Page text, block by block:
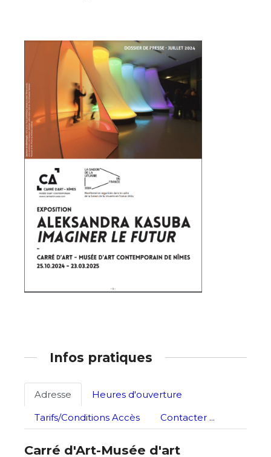
Adresse email*
Nom
Prénom
Statut / Organisation
J'accepte les termes et conditions
* Champ obligatoire
Adresse email*
Nom
Prénom
Statut / Organisation
* Champ obligatoire
Infos pratiques
Adresse
Heures d'ouverture
Tarifs/Conditions Accès
Contacter ...
Carré d'Art-Musée d'art